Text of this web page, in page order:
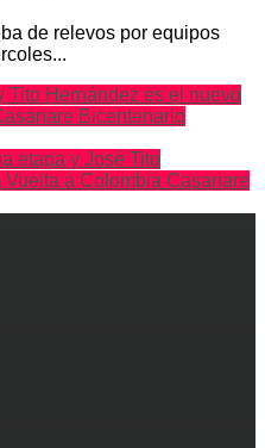
de relevos por equipos
Tito Hernández es el nuevo
Bicentenario
etapa y José Tito
a Colombia Casanare